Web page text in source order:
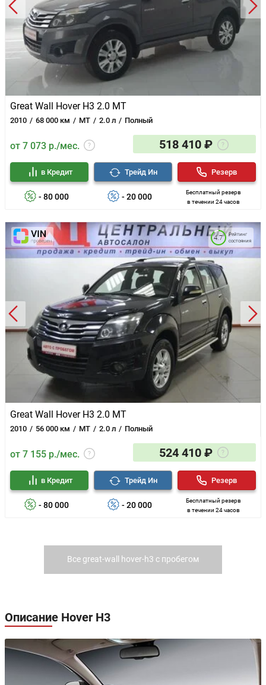
Great Wall Hover H3 2.0 MT
2010 68 000 км MT 2.0 л Полный
от 7 073 р./мес. 518 410 ₽
- 80 000
в Кредит
- 20 000
Трейд Ин
Бесплатный резерв
в течении 24 часов
Резерв
Great Wall Hover H3 2.0 MT
2010 56 000 км MT 2.0 л Полный
Рейтинг
состояния
4.7
от 7 155 р./мес. 524 410 ₽
- 80 000
в Кредит
- 20 000
Трейд Ин
Бесплатный резерв
в течении 24 часов
Резерв
Все great-wall hover-h3 с пробегом
Описание Hover H3